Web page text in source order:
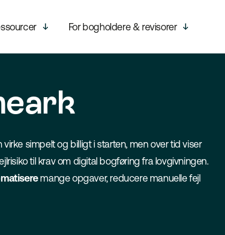
For bogholdere & revisorer
simpelt og billigt i starten, men over tid viser
til krav om digital bogføring fra lovgivningen.
mange opgaver, reducere manuelle fejl